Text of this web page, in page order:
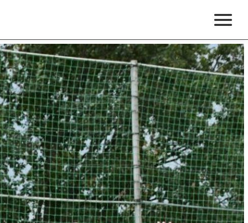
Spenden & Helfen
Vereinsshop
Instagram Facebook